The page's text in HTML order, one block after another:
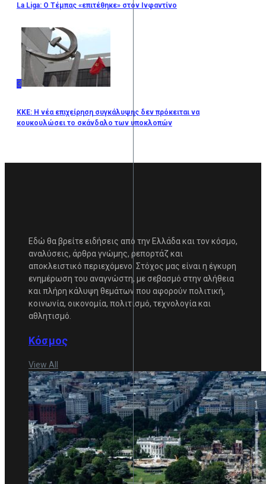
La Liga: Ο Τέμπας «επιτέθηκε» στον Ινφαντίνο
3
KKE: Η νέα επιχείρηση συγκάλυψης δεν πρόκειται να
κουκουλώσει το σκάνδαλο των υποκλοπών
Εδώ θα βρείτε ειδήσεις από την Ελλάδα και τον κόσμο,
αναλύσεις, άρθρα γνώμης, ρεπορτάζ και
αποκλειστικό περιεχόμενο. Στόχος μας είναι η έγκυρη
ενημέρωση του αναγνώστη, με σεβασμό στην αλήθεια
και πλήρη κάλυψη θεμάτων που αφορούν πολιτική,
κοινωνία, οικονομία, πολιτισμό, τεχνολογία και
αθλητισμό.
Κόσμος
View All